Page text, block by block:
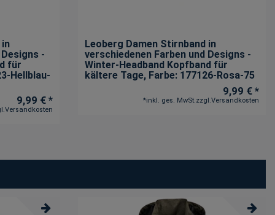
-
für
Hellblau-
9,99 € *
Versandkosten
Leoberg Damen Stirnband in
verschiedenen Farben und Designs -
Winter-Headband Kopfband für
kältere Tage, Farbe: 177126-Rosa-75
9,99 € *
*inkl. ges. MwSt. zzgl. Versandkosten